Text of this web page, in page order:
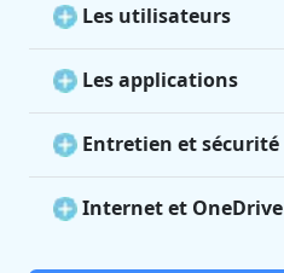
Les utilisateurs
Les applications
Entretien et sécurité
Internet et OneDrive